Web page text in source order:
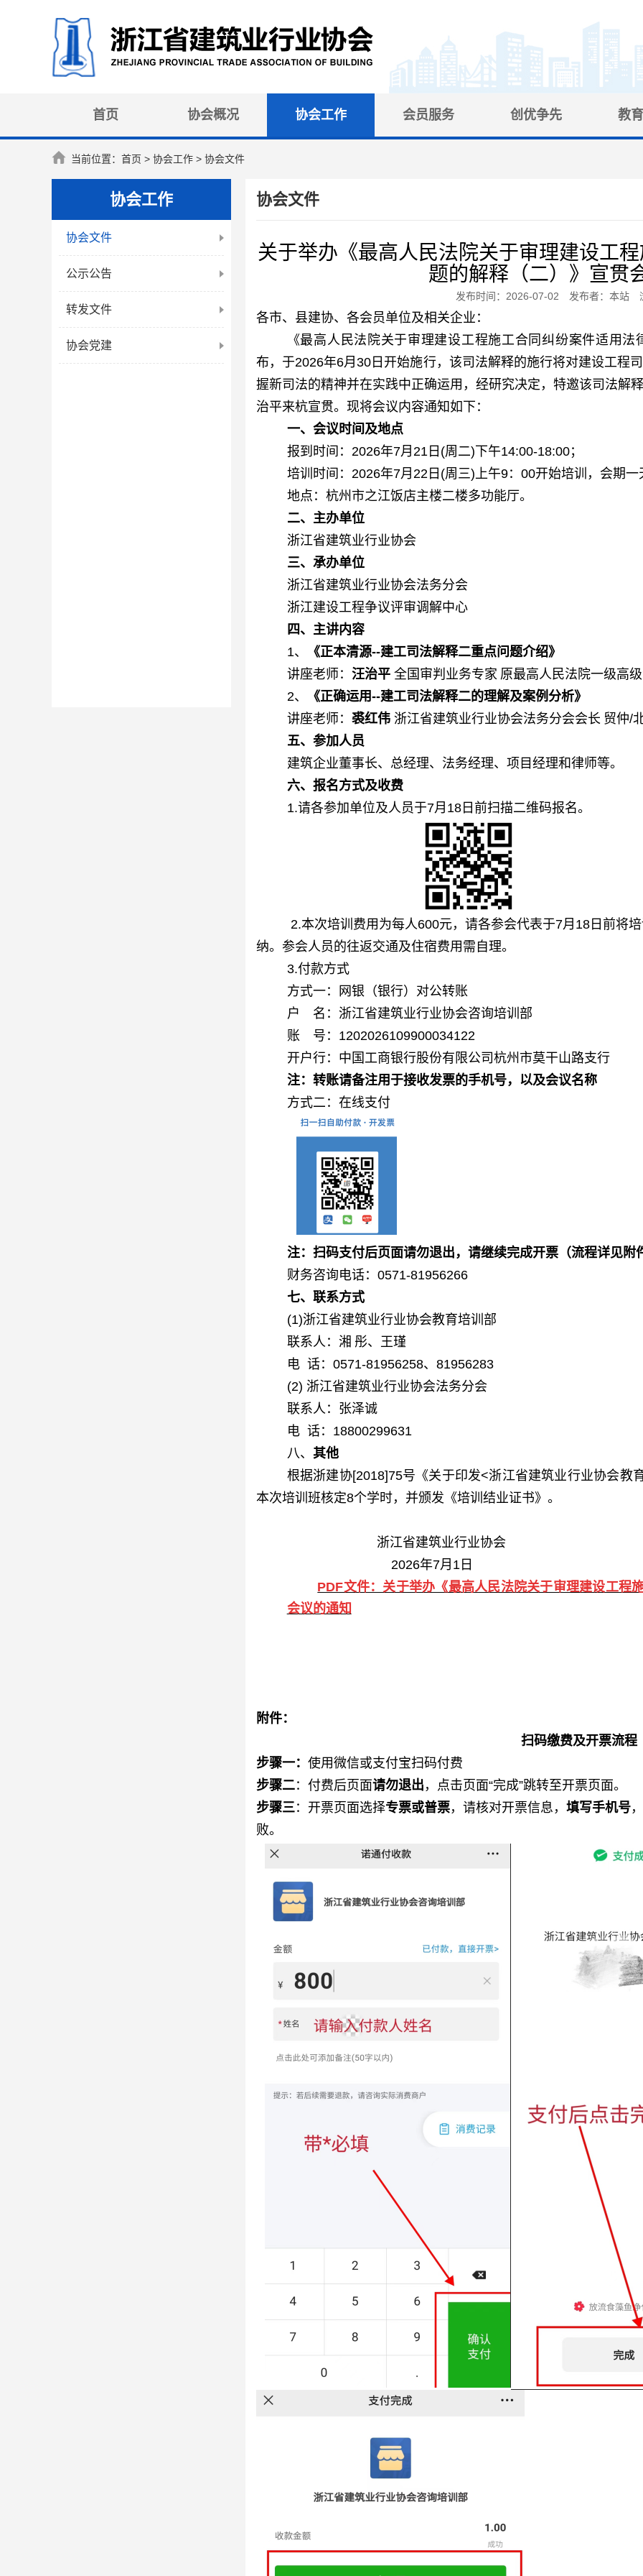
首页 协会概况 协会工作 会员服务 创优争先 教
当前位置： 首页 > 协会工作 > 协会文件
协会工作
协会文件
公示公告
转发文件
协会党建
协会文件
关于举办《最高人民法院关于审理建设工
题的解释（二）》宣贯
发布时间：2026-07-02 发布者：本站
各市、县建协、各会员单位及相关企业 ：
《最高人民法院关于审理建设工程施工合同纠纷案件适用
布，于2026年6月30日开始施行，该司法解释的施行将对建设工程
握新司法的精神并在实践中正确运用， 经研究决定，特邀该司法解
治平来杭宣贯。现将会议内容通知如下：
一、会议时间及地点
报到时间：2026年7月21日 (周 二) 下午14:00-18:00；
培训时间： 2026年7月22日 (周 三)上午9：00开始培训，会期一
地点：杭州市之江饭店主楼二楼多功能厅。
二、主办单位
浙江省建筑业行业协会
三、承办单位
浙江省建筑业行业协会法务分会
浙江建设工程争议评审调解中心
四 、 主讲内容
1、
《正本清源--建工司法解释二重点问题介绍》
讲座老师： 汪治平 全国审判业务专家 原最高人民法院一级高
2、
《正确运用--建工司法解释二的理解及案例分析》
讲座老师： 裘红伟 浙江省建筑业行业协会法务分会会长 贸仲/
五、 参加人员
建筑企业董事长、总经理、法务经理、项目经理和律师等。
六、报名方式及收费
1.请各参加单位及人员于7月18日前扫描二维码报名。
2.本次培训费用为每人600元，请各参会代表于7月18日前将
纳。参会人员的往返交通及住宿费用需自理。
3.付款方式
方式一：网银（银行）对公转账
户 名：浙江省建筑业行业协会咨询培训部
账 号： 1202026109900034122
开户行：中国工商银行股份有限公司杭州市莫干山路支行
注：转账请备注用于接收发票的手机号，以及会议名称
方式二：在线支付
注：扫码支付后页面请勿退出，请继续完成开票（流程详见附
财务咨询电话： 0571-81956266
七、 联系方式
(1)浙江省建筑业行业协会教育培训部
联系人：湘 彤、 王瑾
电 话： 0571-81956258、81956283
(2) 浙江省建筑业行业协会法务分会
联系人：张泽诚
电 话： 18800299631
八、 其他
根据浙建协[2018]75号《关于印发<浙江省建筑业行业协会教
本次培训班核定8个学时，并颁发《培训结业证书》。
浙江省建筑业行业协会
2026年7月 1日
PDF文件：关于举办《最高人民法院关于审理建设工程
会议的通知
附件：
扫码缴费及开票流程
步骤一： 使用微信或支付宝扫码付费
步骤二：付费后页面请勿退出 ，点击页面“完成”跳转至开票页面。
步骤三：开票页面选择专票或普票，请核对开票信息， 填写手机号
败。